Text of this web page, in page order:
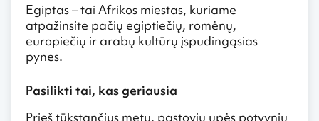
Egiptas – tai Afrikos miestas, kuriame
atpažinsite pačių egiptiečių, romėnų,
europiečių ir arabų kultūrų įspudingąsias
pynes.
Pasilikti tai, kas geriausia
Prieš tūkstančius metų, pastovių upės potvynių